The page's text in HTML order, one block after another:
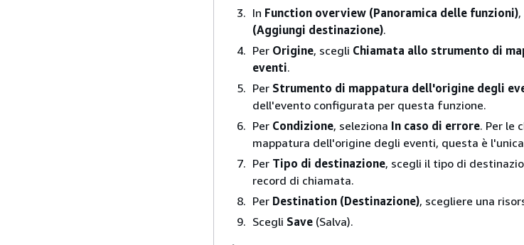
In Function overview (Panoramica delle funzioni)
(Aggiungi destinazione).
Per Origine, scegli Chiamata allo strumento di
eventi.
Per Strumento di mappatura dell'origine degli
dell'evento configurata per questa funzione.
Per Condizione, seleziona In caso di errore. Per le
mappatura dell'origine degli eventi, questa è
Per Tipo di destinazione, scegli il tipo di
record di chiamata.
Per Destination (Destinazione), scegliere una
Scegli Save (Salva).